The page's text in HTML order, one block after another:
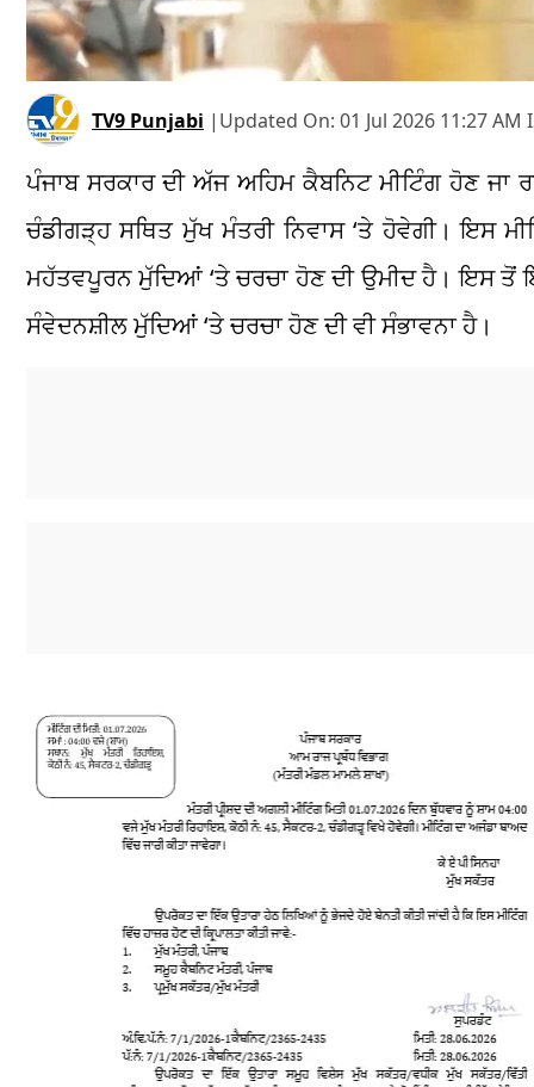
TV9 Punjabi | Updated On: 01 Jul 2026 11:27 AM
ਪੰਜਾਬ ਸਰਕਾਰ ਦੀ ਅੱਜ ਅਹਿਮ ਕੈਬਨਿਟ ਮੀਟਿੰਗ ਹੋਣ ਜਾ
ਚੰਡੀਗੜ੍ਹ ਸਥਿਤ ਮੁੱਖ ਮੰਤਰੀ ਨਿਵਾਸ ‘ਤੇ ਹੋਵੇਗੀ। ਇਸ
ਮਹੱਤਵਪੂਰਨ ਮੁੱਦਿਆਂ ‘ਤੇ ਚਰਚਾ ਹੋਣ ਦੀ ਉਮੀਦ ਹੈ। ਇਸ ਤੋਂ
ਸੰਵੇਦਨਸ਼ੀਲ ਮੁੱਦਿਆਂ ‘ਤੇ ਚਰਚਾ ਹੋਣ ਦੀ ਵੀ ਸੰਭਾਵਨਾ ਹੈ।